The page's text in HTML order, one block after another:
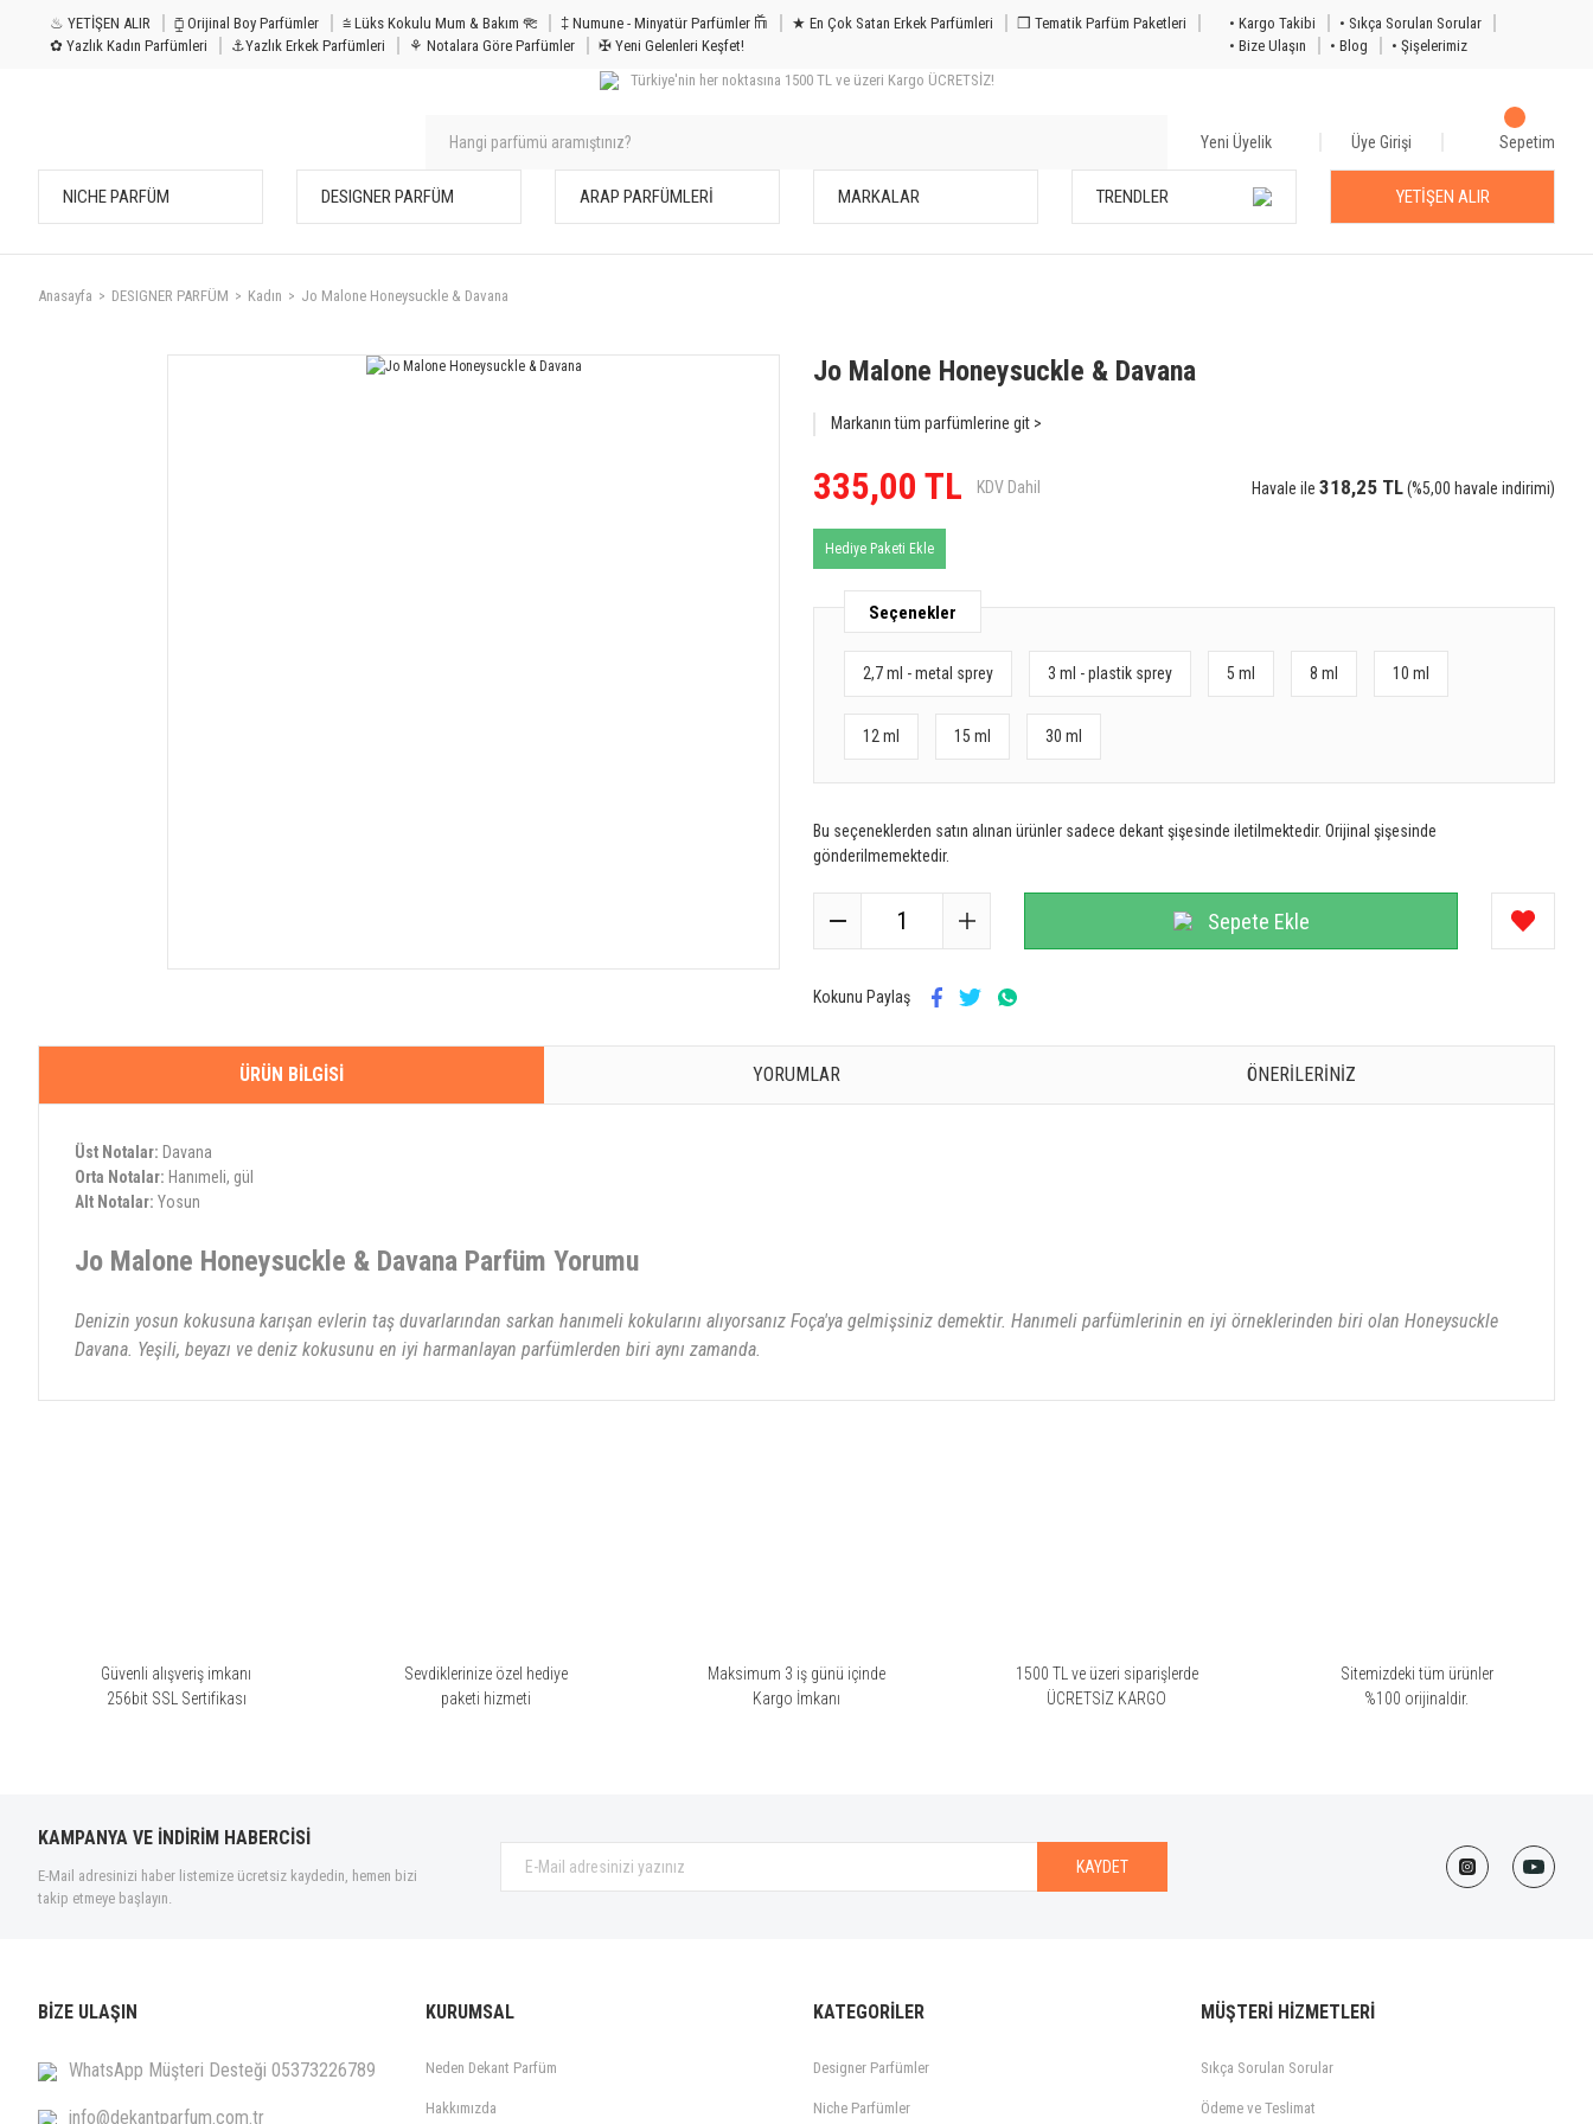
♨ YETİŞEN ALIR ⧮ Orijinal Boy Parfümler ⩭ Lüks Kokulu Mum & Bakım 𐦝 ‡ Numune - Minyatür Parfümler 𐙏 ★ En Çok Satan Erkek Parfümleri
❒ Tematik Parfüm Paketleri
✿ Yazlık Kadın Parfümleri
⚓Yazlık Erkek Parfümleri ⚘ Notalara Göre Parfümler ✠ Yeni Gelenleri Keşfet!
• Kargo Takibi
• Sıkça Sorulan Sorular
• Bize Ulaşın
• Blog
• Şişelerimiz
Türkiye'nin her noktasına 1500 TL ve üzeri Kargo ÜCRETSİZ!
Yeni Üyelik Üye Girişi Sepetim
NICHE PARFÜM DESIGNER PARFÜM ARAP PARFÜMLERİ MARKALAR TRENDLER YETİŞEN ALIR
Anasayfa DESIGNER PARFÜM Kadın Jo Malone Honeysuckle & Davana
Jo Malone Honeysuckle & Davana
Markanın tüm parfümlerine git >
335,00 TL KDV Dahil Havale ile 318,25 TL(%5,00 havale indirimi)
Hediye Paketi Ekle
Seçenekler
2,7 ml - metal sprey 3 ml - plastik sprey 5 ml 8 ml 10 ml
12 ml 15 ml 30 ml
Bu seçeneklerden satın alınan ürünler sadece dekant şişesinde iletilmektedir. Orijinal şişesinde
gönderilmemektedir.
Sepete Ekle
Kokunu Paylaş
ÜRÜN BILGISI YORUMLAR ÖNERILERINIZ
Üst Notalar: Davana
Orta Notalar: Hanımeli, gül
Alt Notalar: Yosun
Jo Malone Honeysuckle & Davana Parfüm Yorumu
Denizin yosun kokusuna karışan evlerin taş duvarlarından sarkan hanımeli kokularını alıyorsanız Foça'ya gelmişsiniz demektir. Hanımeli parfümlerinin en iyi örneklerinden biri olan Honeysuckle
Davana. Yeşili, beyazı ve deniz kokusunu en iyi harmanlayan parfümlerden biri aynı zamanda.
Güvenli alışveriş imkanı
256bit SSL Sertifikası
Sevdiklerinize özel hediye
paketi hizmeti
Maksimum 3 iş günü içinde
Kargo İmkanı
1500 TL ve üzeri siparişlerde
ÜCRETSİZ KARGO
Sitemizdeki tüm ürünler
%100 orijinaldir.
KAMPANYA VE İNDİRİM HABERCİSİ
E-Mail adresinizi haber listemize ücretsiz kaydedin, hemen bizi
takip etmeye başlayın.
KAYDET
BİZE ULAŞIN
WhatsApp Müşteri Desteği 05373226789
info@dekantparfum.com.tr
KURUMSAL
Neden Dekant Parfüm
Hakkımızda
KATEGORİLER
Designer Parfümler
Niche Parfümler
MÜŞTERİ HİZMETLERİ
Sıkça Sorulan Sorular
Ödeme ve Teslimat